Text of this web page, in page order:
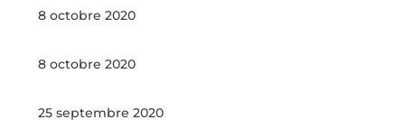
8 octobre 2020
8 octobre 2020
25 septembre 2020